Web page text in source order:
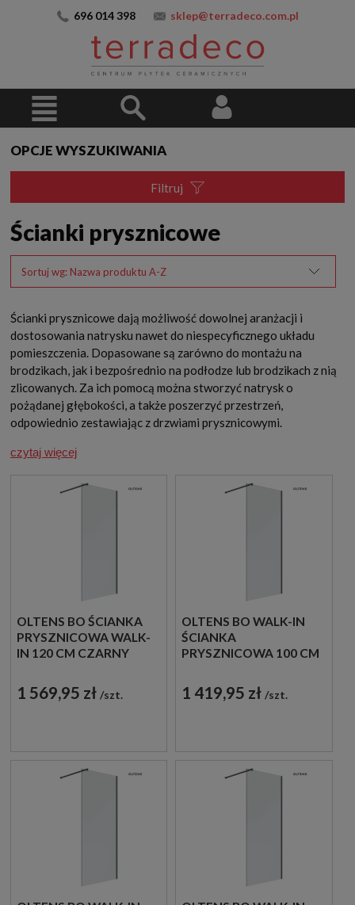
696 014 398 sklep@terradeco.com.pl
OPCJE WYSZUKIWANIA
Filtruj
Ścianki prysznicowe
Sortuj wg: Nazwa produktu A-Z
Ścianki prysznicowe dają możliwość dowolnej aranżacji i
dostosowania natrysku nawet do niespecyficznego układu
pomieszczenia. Dopasowane są zarówno do montażu na
brodzikach, jak i bezpośrednio na podłodze lub brodzikach z nią
zlicowanych. Za ich pomocą można stworzyć natrysk o
pożądanej głębokości, a także poszerzyć przestrzeń,
odpowiednio zestawiając z drzwiami prysznicowymi.
czytaj więcej
OLTENS BO ŚCIANKA
PRYSZNICOWA WALK-
IN 120 CM CZARNY
PRZEZROCZYSTE
22004300
1 569,95 zł szt.
OLTENS BO WALK-IN
ŚCIANKA
PRYSZNICOWA 100 CM
PRZEZROCZYSTE
22002300
1 419,95 zł szt.